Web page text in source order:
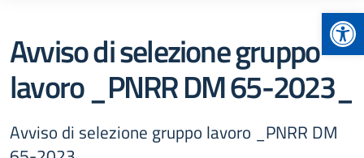
Avviso di selezione gruppo
lavoro _PNRR DM 65-2023_
Avviso di selezione gruppo lavoro _PNRR DM